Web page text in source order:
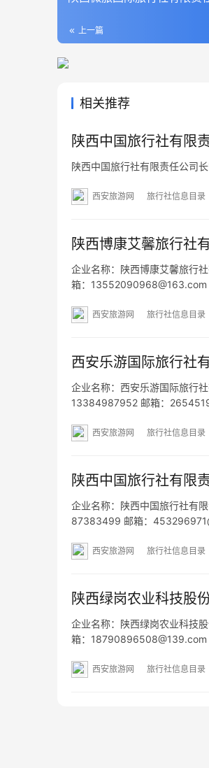
上一篇
相关推荐
陕西中国旅行社有限
陕西中国旅行社有限责任公司
西安旅游网 旅行社信息目录
陕西博康艾馨旅行社
企业名称：陕西博康艾馨旅行
箱：13552090968@163.com
西安旅游网 旅行社信息目录
西安乐游国际旅行社
企业名称：西安乐游国际旅行
13384987952 邮箱：
西安旅游网 旅行社信息目录
陕西中国旅行社有限
企业名称：陕西中国旅行社有
87383499 邮箱：
西安旅游网 旅行社信息目录
陕西绿岗农业科技股
企业名称：陕西绿岗农业科技
箱：18790896508@139.com
西安旅游网 旅行社信息目录